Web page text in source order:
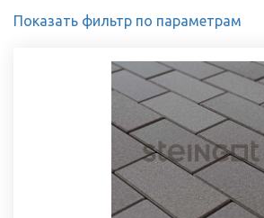
Показать фильтр по параметрам